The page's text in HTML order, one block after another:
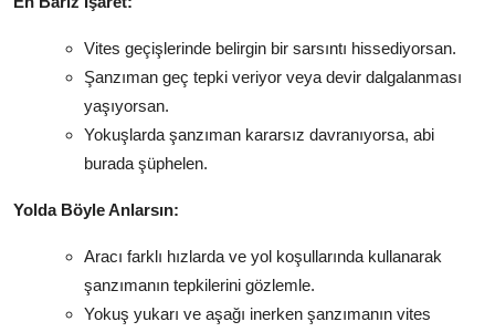
Vites geçişlerinde belirgin bir sarsıntı hissediyorsan.
Şanzıman geç tepki veriyor veya devir dalgalanması
yaşıyorsan.
Yokuşlarda şanzıman kararsız davranıyorsa, abi
burada şüphelen.
Yolda Böyle Anlarsın:
Aracı farklı hızlarda ve yol koşullarında kullanarak
şanzımanın tepkilerini gözlemle.
Yokuş yukarı ve aşağı inerken şanzımanın vites